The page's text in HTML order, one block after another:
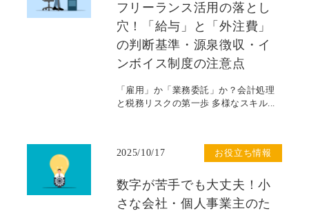
フリーランス活用の落とし
穴！「給与」と「外注費」
の判断基準・源泉徴収・イ
ンボイス制度の注意点
「雇用」か「業務委託」か？会計処理
と税務リスクの第一歩 多様なスキル...
お役立ち情報
2025/10/17
数字が苦手でも大丈夫！小
さな会社・個人事業主のた